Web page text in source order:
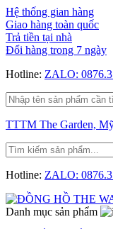
Hệ thống gian hàng
Giao hàng toàn quốc
Trả tiền tại nhà
Đổi hàng trong 7 ngày
Hotline: ZALO:
TTTM The Garden,
Hotline: ZALO:
Danh mục sản phẩm